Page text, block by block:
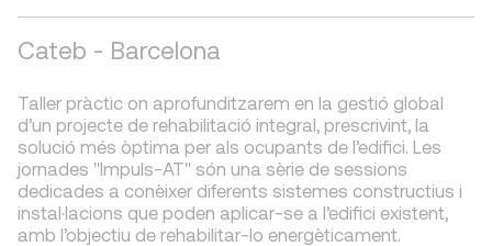
Cateb - Barcelona
Taller pràctic on aprofunditzarem en la gestió global
d’un projecte de rehabilitació integral, prescrivint, la
solució més òptima per als ocupants de l’edifici. Les
jornades "Impuls-AT" són una sèrie de sessions
dedicades a conèixer diferents sistemes constructius i
instal·lacions que poden aplicar-se a l’edifici existent,
amb l’objectiu de rehabilitar-lo energèticament.